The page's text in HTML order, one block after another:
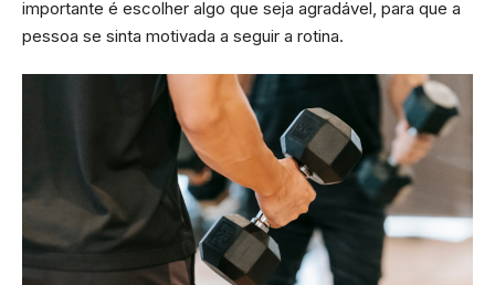
importante é escolher algo que seja agradável, para que a
pessoa se sinta motivada a seguir a rotina.